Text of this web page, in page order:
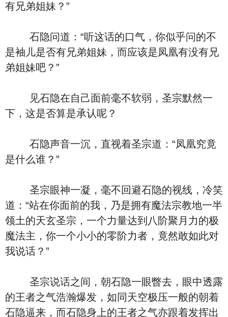
有兄弟姐妹？”
石隐问道：“听这话的口气，你似乎问的不
是袖儿是否有兄弟姐妹，而应该是凤凰有没有兄
弟姐妹吧？”
见石隐在自己面前毫不软弱，圣宗默然一
下，这是否算是承认呢？
石隐声音一沉，直视着圣宗道：“凤凰究竟
是什么谁？”
圣宗眼神一凝，毫不回避石隐的视线，冷笑
道：“站在你面前的我，乃是拥有魔法宗教地一半
领土的天玄圣宗，一个力量达到八阶聚月力的极
魔法主，你一个小小的零阶力者，竟然敢如此对
我说话？”
圣宗说话之间，朝石隐一眼瞥去，眼中透露
的王者之气浩瀚爆发，如同天空极压一般的朝着
石隐逼来，而石隐身上的王者之气亦跟着发挥出